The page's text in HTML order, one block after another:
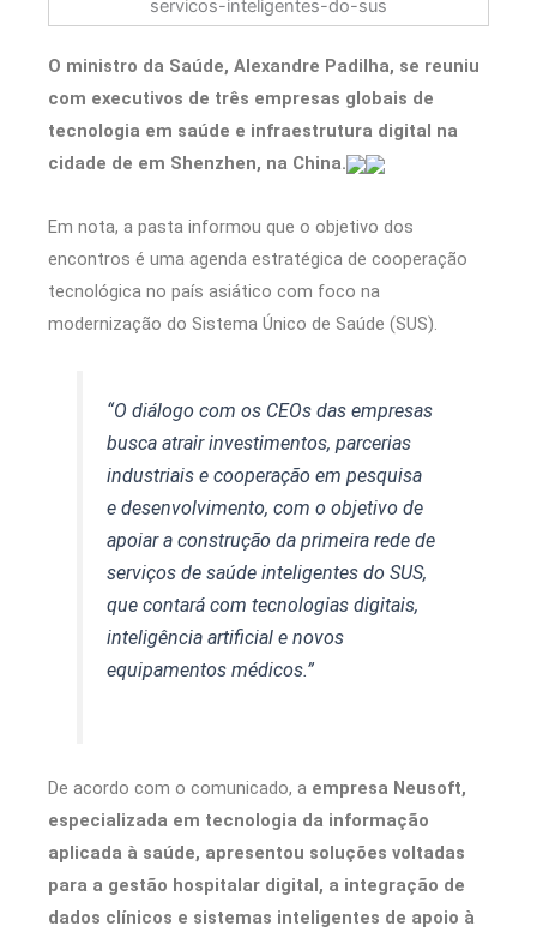
O ministro da Saúde, Alexandre Padilha, se reuniu
com executivos de três empresas globais de
tecnologia em saúde e infraestrutura digital na
cidade de em Shenzhen, na China.
Em nota, a pasta informou que o objetivo dos
encontros é uma agenda estratégica de cooperação
tecnológica no país asiático com foco na
modernização do Sistema Único de Saúde (SUS).
“O diálogo com os CEOs das empresas
busca atrair investimentos, parcerias
industriais e cooperação em pesquisa
e desenvolvimento, com o objetivo de
apoiar a construção da primeira rede de
serviços de saúde inteligentes do SUS,
que contará com tecnologias digitais,
inteligência artificial e novos
equipamentos médicos.”
De acordo com o comunicado, a empresa Neusoft,
especializada em tecnologia da informação
aplicada à saúde, apresentou soluções voltadas
para a gestão hospitalar digital, a integração de
dados clínicos e sistemas inteligentes de apoio à